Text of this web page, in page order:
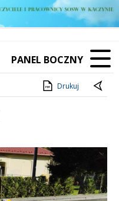
PANEL BOCZNY
Drukuj